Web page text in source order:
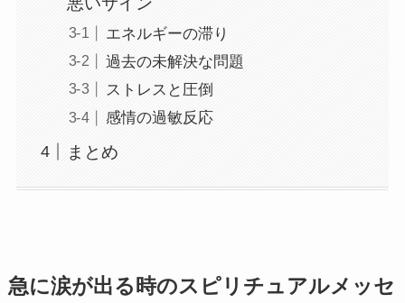
エネルギーの滞り
過去の未解決な問題
ストレスと圧倒
感情の過敏反応
まとめ
急に涙が出る時のスピリチュアルメッセ